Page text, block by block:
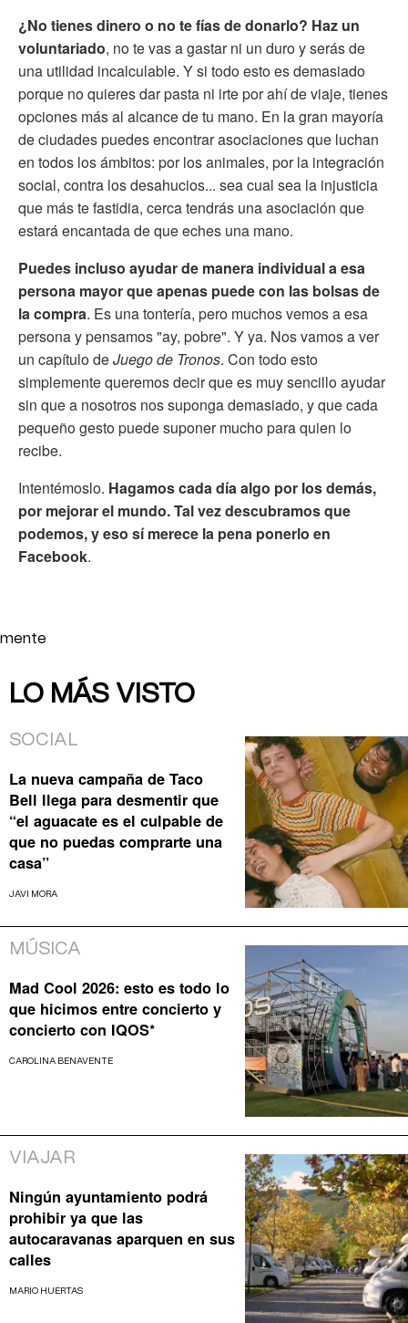
¿No tienes dinero o no te fías de donarlo? Haz un
voluntariado, no te vas a gastar ni un duro y serás de
una utilidad incalculable. Y si todo esto es demasiado
porque no quieres dar pasta ni irte por ahí de viaje, tienes
opciones más al alcance de tu mano. En la gran mayoría
de ciudades puedes encontrar asociaciones que luchan
en todos los ámbitos: por los animales, por la integración
social, contra los desahucios... sea cual sea la injusticia
que más te fastidia, cerca tendrás una asociación que
estará encantada de que eches una mano.
Puedes incluso ayudar de manera individual a esa
persona mayor que apenas puede con las bolsas de
la compra. Es una tontería, pero muchos vemos a esa
persona y pensamos "ay, pobre". Y ya. Nos vamos a ver
un capítulo deJuego de Tronos. Con todo esto
simplemente queremos decir que es muy sencillo ayudar
sin que a nosotros nos suponga demasiado, y que cada
pequeño gesto puede suponer mucho para quien lo
recibe.
Intentémoslo. Hagamos cada día algo por los demás,
por mejorar el mundo. Tal vez descubramos que
podemos, y eso sí merece la pena ponerlo en
Facebook.
mente
LO MÁS VISTO
SOCIAL
La nueva campaña de Taco
Bell llega para desmentir que
“el aguacate es el culpable de
que no puedas comprarte una
casa”
JAVI MORA
MÚSICA
Mad Cool 2026: esto es todo lo
que hicimos entre concierto y
concierto con IQOS*
CAROLINA BENAVENTE
VIAJAR
Ningún ayuntamiento podrá
prohibir ya que las
autocaravanas aparquen en sus
calles
MARIO HUERTAS